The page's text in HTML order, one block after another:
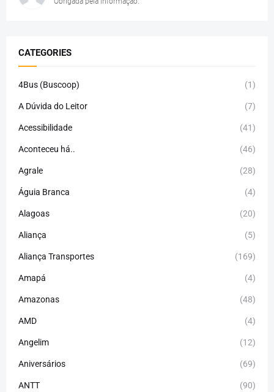
CATEGORIES
4Bus (Buscoop) (1)
A Dúvida do Leitor (7)
Acessibilidade (41)
Aconteceu há.. (46)
Agrale (28)
Águia Branca (4)
Alagoas (20)
Aliança (5)
Aliança Transportes (169)
Amapá (4)
Amazonas (48)
AMD (4)
Angelim (12)
Aniversários (69)
ANTT (90)